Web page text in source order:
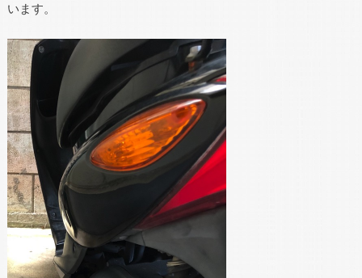
います。